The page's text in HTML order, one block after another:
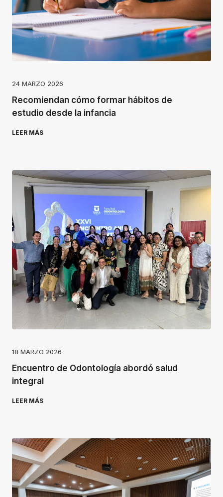
24 MARZO 2026
Recomiendan cómo formar hábitos de
estudio desde la infancia
LEER MÁS
18 MARZO 2026
Encuentro de Odontología abordó salud
integral
LEER MÁS